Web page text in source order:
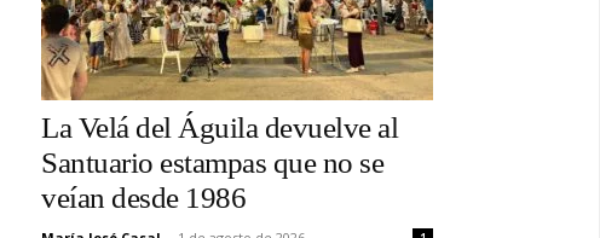
La Velá del Águila devuelve al
Santuario estampas que no se
veían desde 1986